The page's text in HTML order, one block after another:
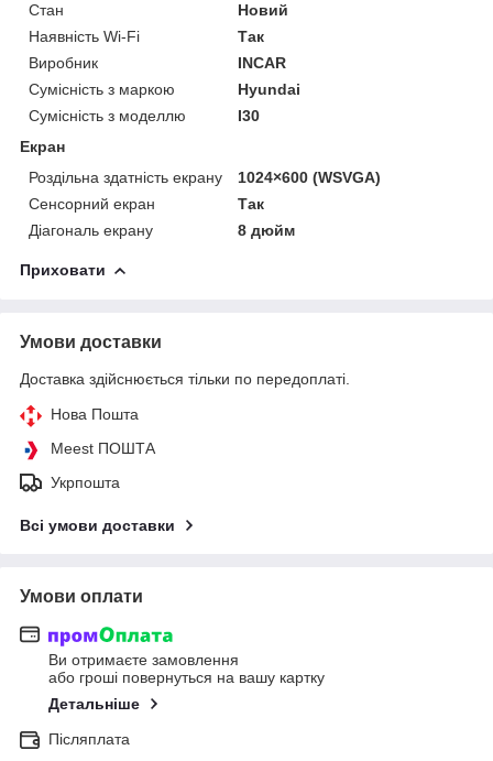
Стан
Новий
Наявність Wi-Fi
Так
Виробник
INCAR
Сумісність з маркою
Hyundai
Сумісність з моделлю
I30
Екран
Роздільна здатність екрану
1024×600 (WSVGA)
Сенсорний екран
Так
Діагональ екрану
8 дюйм
Приховати
Умови доставки
Доставка здійснюється тільки по передоплаті.
Нова Пошта
Meest ПОШТА
Укрпошта
Всі умови доставки
Умови оплати
Ви отримаєте замовлення
або гроші повернуться на вашу картку
Детальніше
Післяплата